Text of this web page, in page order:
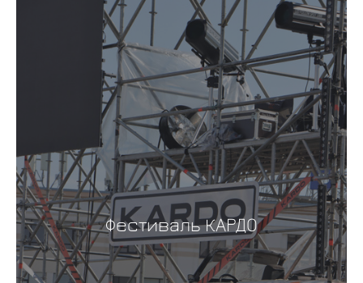
Фестиваль КАРДО